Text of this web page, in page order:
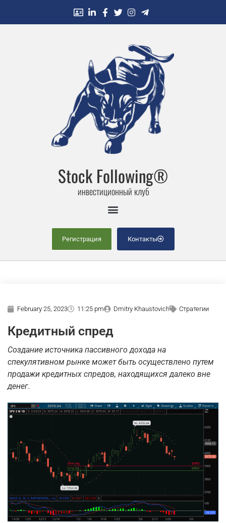
Stock Following®
инвестиционный клуб
Регистрация Контакты
February 25, 2023 11:25 pm Dmitry Khaustovich Стратегии
Кредитный спред
Создание источника пассивного дохода на
спекулятивном рынке может быть осуществлено путем
продажи кредитных спредов, находящихся далеко вне
денег.